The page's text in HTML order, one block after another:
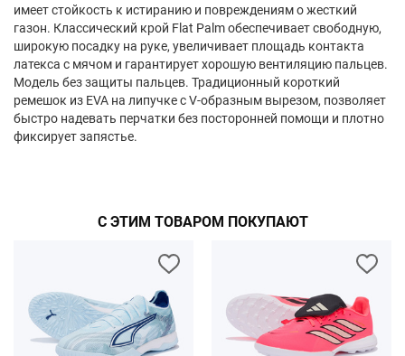
имеет стойкость к истиранию и повреждениям о жесткий
газон. Классический крой Flat Palm обеспечивает свободную,
широкую посадку на руке, увеличивает площадь контакта
латекса с мячом и гарантирует хорошую вентиляцию пальцев.
Модель без защиты пальцев. Традиционный короткий
ремешок из EVA на липучке с V-образным вырезом, позволяет
быстро надевать перчатки без посторонней помощи и плотно
фиксирует запястье.
С ЭТИМ ТОВАРОМ ПОКУПАЮТ